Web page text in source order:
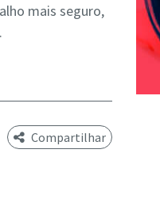
mais seguro,
Compartilhar